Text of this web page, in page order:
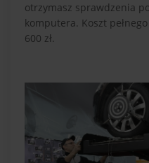
otrzymasz sprawdzenia
komputera. Koszt
600 zł.